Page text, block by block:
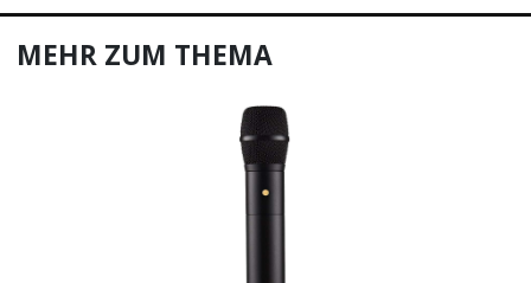
MEHR ZUM THEMA